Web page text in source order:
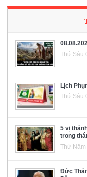
Thứ Sáu
Lịch
Thứ Sáu
5 vị
trong
Thứ Năm
Đức